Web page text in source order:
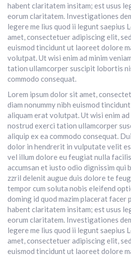
habent claritatem insitam; est usus
eorum claritatem. Investigationes
legere me lius quod ii legunt saepius
amet, consectetuer adipiscing elit,
euismod tincidunt ut laoreet dolore
volutpat. Ut wisi enim ad minim
tation ullamcorper suscipit lobortis
commodo consequat.
Lorem ipsum dolor sit amet,
diam nonummy nibh euismod
aliquam erat volutpat. Ut wisi enim ad
nostrud exerci tation ullamcorper
aliquip ex ea commodo consequat.
dolor in hendrerit in vulputate velit
vel illum dolore eu feugiat nulla
accumsan et iusto odio dignissim qui
zzril delenit augue duis dolore te
tempor cum soluta nobis eleifend
doming id quod mazim placerat facer
habent claritatem insitam; est usus
eorum claritatem. Investigationes
legere me lius quod ii legunt saepius
amet, consectetuer adipiscing elit,
euismod tincidunt ut laoreet dolore